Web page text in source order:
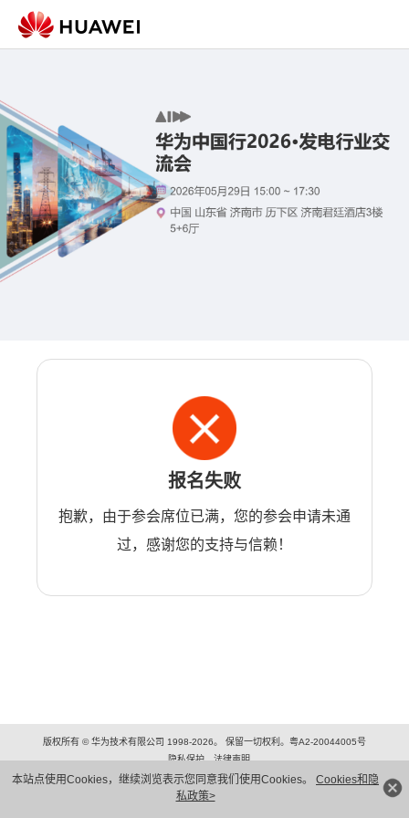
本站点使用Cookies，继续浏览表示您同意我们使用Cookies。 Cookies和隐
私政策>
报名失败
抱歉，由于参会席位已满，您的参会申请未通
过，感谢您的支持与信赖！
版权所有 © 华为技术有限公司 1998-2026。 保留一切权利。粤A2-20044005号
隐私保护
法律声明